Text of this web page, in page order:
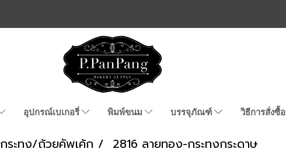
อุปกรณ์เบเกอรี่ พิมพ์ขนม บรรจุภัณฑ์ วิธีการสั่งซื้อ
กระทง/ถ้วยคัพเค้ก 2816 ลายทอง-กระทงกระดาษ